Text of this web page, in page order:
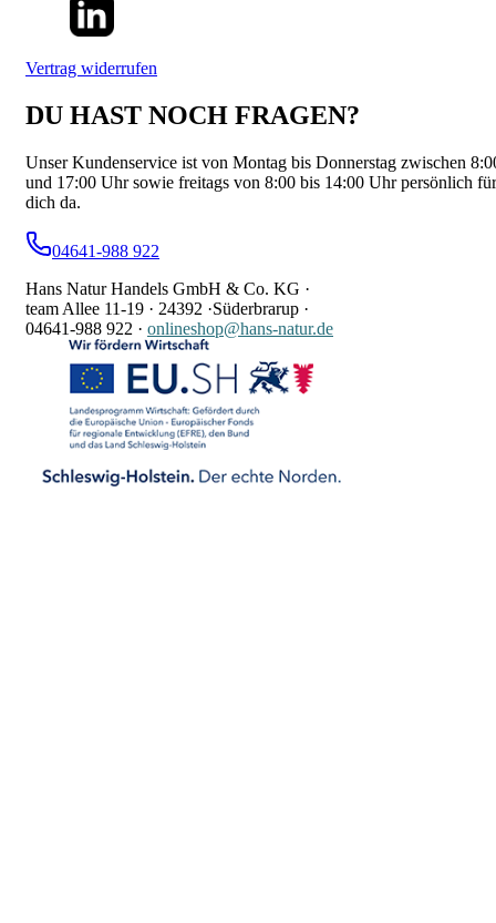
Vertrag widerrufen
DU HAST NOCH FRAGEN?
Unser Kundenservice ist von Montag bis Donnerstag zwischen
und 17:00 Uhr sowie freitags von 8:00 bis 14:00 Uhr persönlich für
dich da.
04641-988 922
Hans Natur Handels GmbH & Co. KG ·
team Allee 11-19 · 24392 ·Süderbrarup ·
04641-988 922 · onlineshop@hans-natur.de